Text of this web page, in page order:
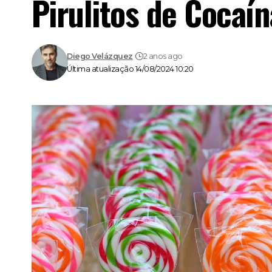
Pirulitos de
Última atualização 14/08/2024 10:20
Diego Velázquez 2 anos ago